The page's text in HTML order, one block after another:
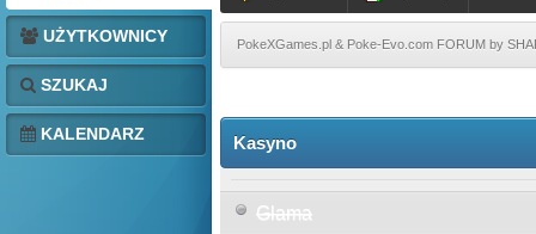
UŻYTKOWNICY
SZUKAJ
KALENDARZ
PokeXGames.pl & Poke-Evo.com FORUM by
Kasyno
Glama